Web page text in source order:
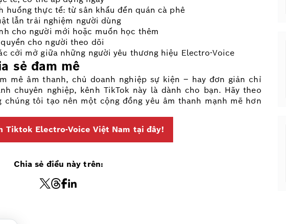
huống thực tế: từ sân khấu đến quán cà phê
lẫn trải nghiệm người dùng
cho người mới hoặc muốn học thêm
cho người theo dõi
cởi mở giữa những người yêu thương hiệu Electro-Voice
sẻ đam mê
mê âm thanh, chủ doanh nghiệp sự kiện – hay đơn giản chỉ
chuyên nghiệp, kênh TikTok này là dành cho bạn. Hãy theo
tôi tạo nên một cộng đồng yêu âm thanh mạnh mẽ hơn
Tiktok Electro-Voice Việt Nam tại đây!
Chia sẻ điều này trên: